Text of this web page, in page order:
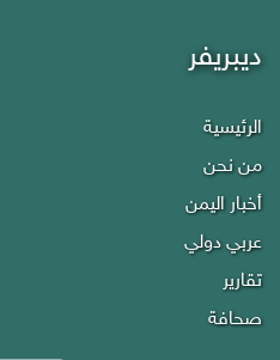
ديبريفر
الرئيسية
من نحن
أخبار اليمن
عربي دولي
تقارير
صحافة